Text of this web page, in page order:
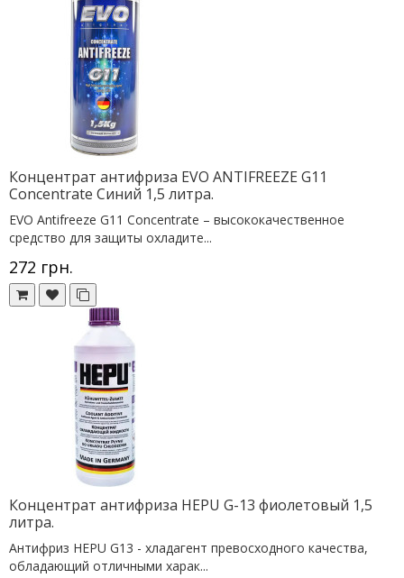
Концентрат антифриза EVO ANTIFREEZE G11
Concentrate Cиний 1,5 литра.
EVO Antifreeze G11 Concentrate – высококачественное
средство для защиты охладите...
272 грн.
Концентрат антифриза HEPU G-13 фиолетовый 1,5
литра.
Антифриз HEPU G13 - хладагент превосходного качества,
обладающий отличными харак...